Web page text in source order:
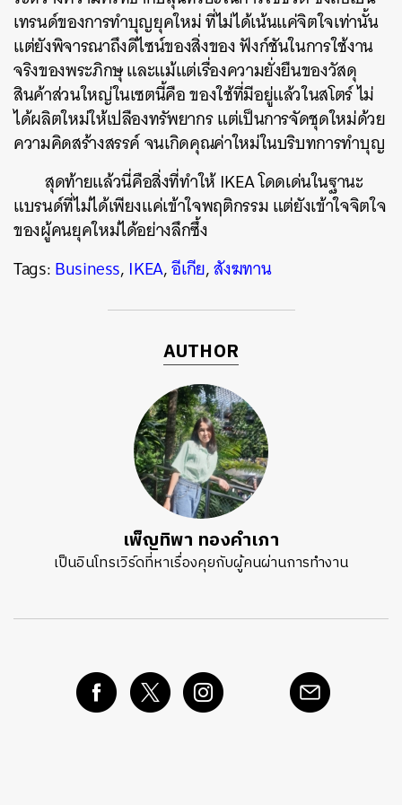
เทรนด์ของการทำบุญยุคใหม่ ที่ไม่ได้เน้นแค่จิตใจเท่านั้น
แต่ยังพิจารณาถึงดีไซน์ของสิ่งของ ฟังก์ชันในการใช้งาน
จริงของพระภิกษุ และแม้แต่เรื่องความยั่งยืนของวัสดุ
สินค้าส่วนใหญ่ในเซตนี้คือ ของใช้ที่มีอยู่แล้วในสโตร์ ไม่
ได้ผลิตใหม่ให้เปลืองทรัพยากร แต่เป็นการจัดชุดใหม่ด้วย
ความคิดสร้างสรรค์ จนเกิดคุณค่าใหม่ในบริบทการทำบุญ
สุดท้ายแล้วนี่คือสิ่งที่ทำให้ IKEA โดดเด่นในฐานะ
แบรนด์ที่ไม่ได้เพียงแค่เข้าใจพฤติกรรม แต่ยังเข้าใจจิตใจ
ของผู้คนยุคใหม่ได้อย่างลึกซึ้ง
Tags:Business, IKEA,อีเกีย,สังฆทาน
AUTHOR
เพ็ญทิพา ทองคำเภา
เป็นอินโทรเวิร์ดที่หาเรื่องคุยกับผู้คนผ่านการทำงาน